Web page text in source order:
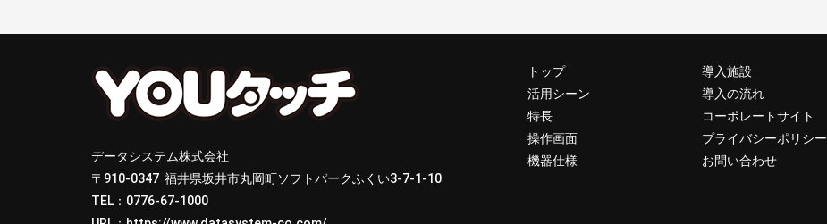
データシステム株式会社
〒910-0347 福井県坂井市丸岡町ソフトパークふくい3-7-1-10
TEL： 0776-67-1000
トップ
活用シーン
特長
操作画面
機器仕様
導入施設
導入の流れ
コーポレートサイト
プライバシーポリシー
お問い合わせ